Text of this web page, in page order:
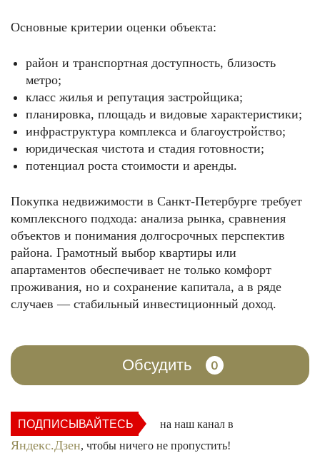
Основные критерии оценки объекта:
район и транспортная доступность, близость
метро;
класс жилья и репутация застройщика;
планировка, площадь и видовые характеристики;
инфраструктура комплекса и благоустройство;
юридическая чистота и стадия готовности;
потенциал роста стоимости и аренды.
Покупка недвижимости в Санкт-Петербурге требует
комплексного подхода: анализа рынка, сравнения
объектов и понимания долгосрочных перспектив
района. Грамотный выбор квартиры или
апартаментов обеспечивает не только комфорт
проживания, но и сохранение капитала, а в ряде
случаев — стабильный инвестиционный доход.
Обсудить 0
ПОДПИСЫВАЙТЕСЬ на наш канал в
Яндекс.Дзен, чтобы ничего не пропустить!